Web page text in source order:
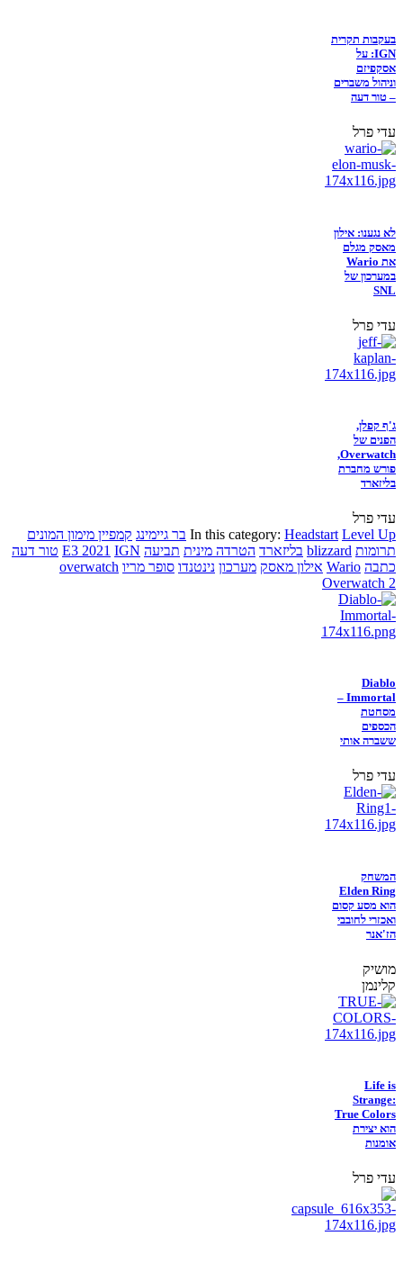
בעקבות תקרית
IGN: על
אסקפיזם
וניהול משברים
– טור דעה
עדי פרל
לא נגענו: אילון
מאסק מגלם
את Wario
במערכון של
SNL
עדי פרל
ג'ף קפלן,
הפנים של
Overwatch,
פורש מחברת
בליזארד
עדי פרל
In this category: Headstart Level Up בר גיימינג קמפיין מימון המונים
תרומות blizzard בליזארד הטרדה מינית תביעה E3 2021 IGN
טור דעה
כתבה Wario אילון מאסק מערכון נינטנדו סופר מריו overwatch
Overwatch 2
Diablo
Immortal –
מסחטת
הכספים
ששברה אותי
עדי פרל
המשחק
Elden Ring
הוא מסע קסום
ואכזרי לחובבי
הז'אנר
מושיק
קלינמן
Life is
Strange:
True Colors
הוא יצירת
אומנות
עדי פרל